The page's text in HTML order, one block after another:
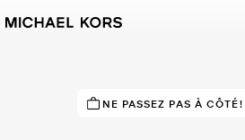
NE PASSEZ PAS À CÔTÉ!